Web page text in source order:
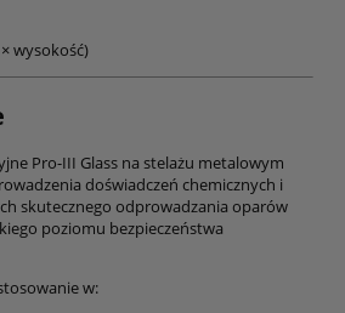
wysokość)
Pro-III Glass na stelażu metalowym
doświadczeń chemicznych i
skutecznego odprowadzania oparów
poziomu bezpieczeństwa
w: